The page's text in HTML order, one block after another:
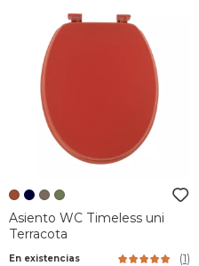
Asiento WC Timeless uni
Terracota
En existencias (1)